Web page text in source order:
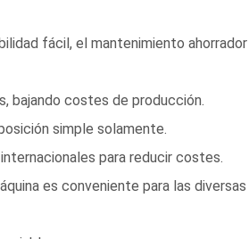
fácil, el mantenimiento ahorrador
bajando costes de producción.
simple solamente.
para reducir costes.
es conveniente para las diversas